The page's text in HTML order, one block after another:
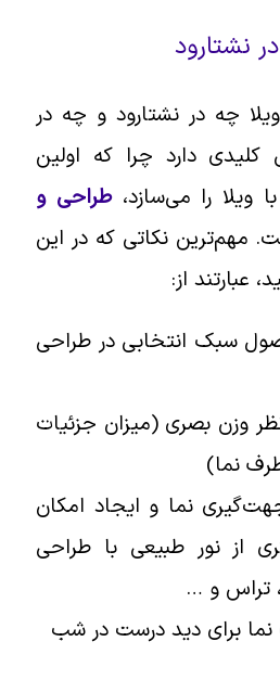
چه در نشتارود و چه در
دارد چرا که اولین
را می‌سازد،طراحی و
نکاتی که در این
از:
سبک انتخابی در طراحی
بصری (میزان جزئیات
نما)
نما و ایجاد امکان
از نور طبیعی با طراحی
و …
برای دید درست در شب